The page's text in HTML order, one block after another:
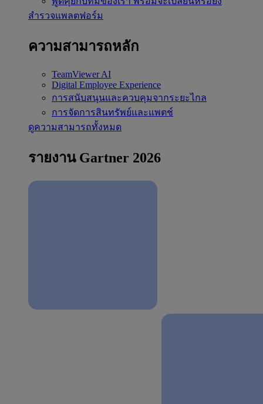
สำรวจแพลตฟอร์ม
ความสามารถหลัก
TeamViewer AI
Digital Employee Experience
การสนับสนุนและควบคุมจากระยะไกล
การจัดการสินทรัพย์และแพตช์
ดูความสามารถทั้งหมด
รายงาน Gartner 2026